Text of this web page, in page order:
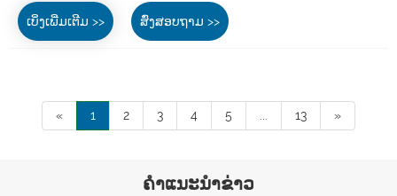
ເບິ່ງເພີ່ມເຕີມ >> ສົ່ງສອບຖາມ >>
« 1 2 3 4 5 13 »
ຄໍາແນະນໍາຂ່າວ